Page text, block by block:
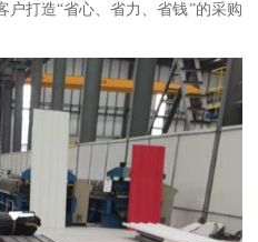
打造“省心、省力、省钱”的采购